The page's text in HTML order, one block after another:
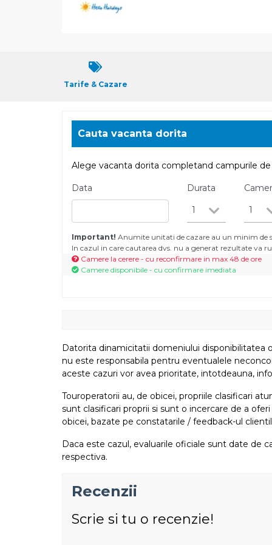
Tarife & Cazare
Cauta vacanta dorita
Alege vacanta dorita completand campurile
Data
Durata
1
1
Important! Anumite unitati de cazare au un minim de
In cazul in care cautarea dvs. nu a generat rezultate va
Camere la cerere - cu reconfirmare in max 48 de ore
Camere disponibile - cu confirmare imediata
Datorita dinamicitatii domeniului disponibilitatea
nu este responsabila pentru eventualele
aceste cazuri vor avea prioritate, intotdeauna,
Touroperatorii au, de obicei, propriile clasificari
sunt clasificari proprii si sunt o incercare de a
obicei, bazate pe constatarile / feedback-ul
Daca este cazul, evaluarile oficiale sunt date de
respectiva.
Recenzii
Scrie si tu o recenzie!